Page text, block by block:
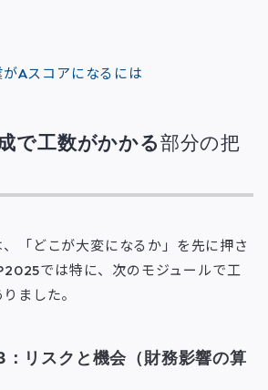
Aスコアになるには
で工数がかかる部分の把
「どこが大変になるか」を先に押さ
では特に、次のモジュールで工
ました。
リスクと機会（財務影響の算